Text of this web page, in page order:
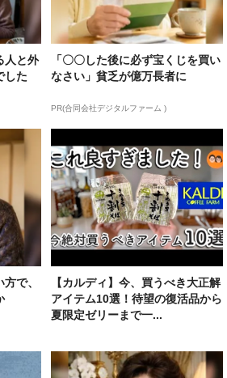
人と外
した
「〇〇した後に必ず宝くじを買い
なさい」貧乏が億万長者に
PR(合同会社デジタルファーム )
で、
【カルディ】今、買うべき大正解
アイテム10選！待望の復活品から
夏限定ゼリーまで一...